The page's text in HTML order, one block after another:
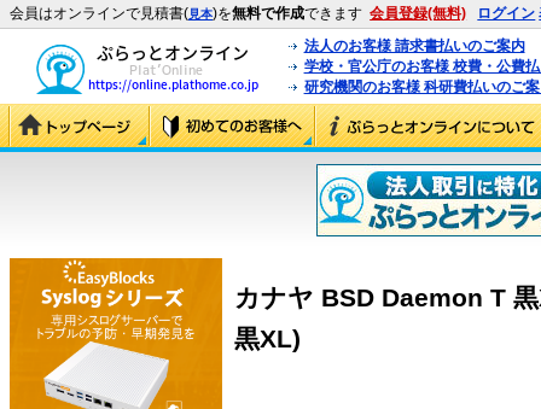
会員はオンラインで見積書(見本)を無料で作成できます 会員登録(無料) ログイン
法人のお客様 請求書払いのご案内
学校・官公庁のお客様 校費・公費
研究機関のお客様 科研費払いのご
カナヤ BSD Daemon T
黒XL)